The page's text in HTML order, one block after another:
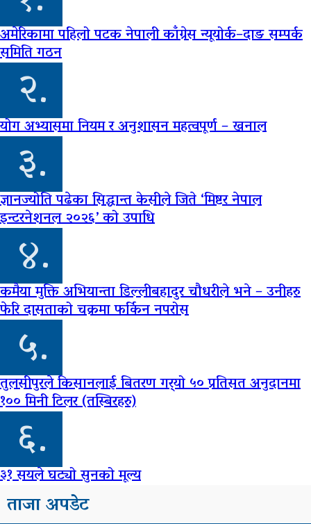
अमेरिकामा पहिलो पटक नेपाली काँग्रेस न्यूयोर्क–दाङ सम्पर्क
समिति गठन
२.
योग अभ्यासमा नियम र अनुशासन महत्वपूर्ण – खनाल
३.
ज्ञानज्योति पढेका सिद्धान्त केसीले जिते ‘मिष्टर नेपाल
इन्टरनेशनल २०२६’ को उपाधि
४.
कमैया मुक्ति अभियान्ता डिल्लीबहादुर चौधरीले भने – उनीहरु
फेरि दासताको चक्रमा फर्किन नपरोस
५.
तुलसीपुरले किसानलाई बितरण गर्‍यो ५० प्रतिसत अनुदानमा
१०० मिनी टिलर (तस्बिरहरु)
६.
३१ सयले घट्यो सुनको मूल्य
ताजा अपडेट